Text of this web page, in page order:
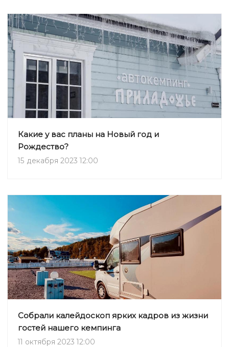
Какие у вас планы на Новый год и
Рождество?
15 декабря 2023 12:00
Собрали калейдоскоп ярких кадров из жизни
гостей нашего кемпинга
11 октября 2023 12:00